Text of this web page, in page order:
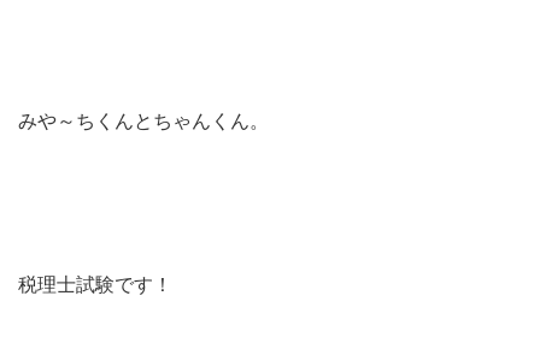
みや～ちくんとちゃんくん。
税理士試験です！